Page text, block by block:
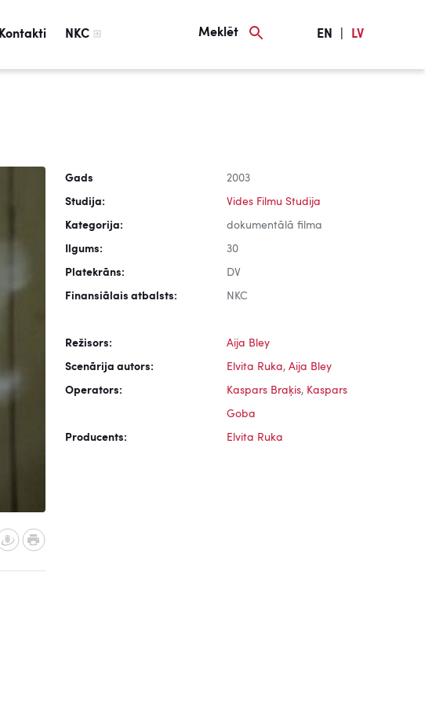
Kontakti NKC Meklēt EN LV
Gads 2003
Studija: Vides Filmu Studija
Kategorija: dokumentālā filma
Ilgums: 30
Platekrāns: DV
Finansiālais atbalsts: NKC
Režisors: Aija Bley
Scenārija autors: Elvita Ruka, Aija Bley
Operators: Kaspars Braķis, Kaspars
Goba
Producents: Elvita Ruka